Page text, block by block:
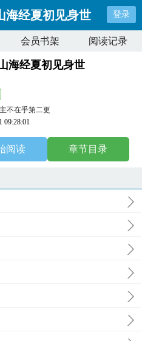
海经夏初见身世 登录
会员书架 阅读记录
海经夏初见身世
不在乎第二更
09:28:01
阅读 章节目录